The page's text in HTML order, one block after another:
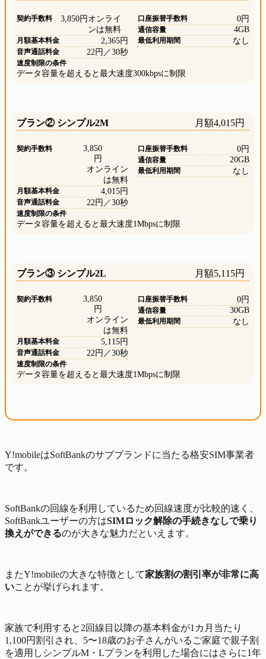
契約手数料 3,850円 オンライ
ンは無料
月額基本料金 2,365円
音声通話料金 22円／30秒
口座振替手数料 0円
通信容量 4GB
最低利用期間 なし
速度制限の条件
データ容量を超えると最大速度300kbpsに制限
プラン② シンプル2M 月額4,015円
契約手数料
3,850
円
オンライン
は無料
月額基本料金 4,015円
音声通話料金 22円／30秒
口座振替手数料 0円
通信容量 20GB
最低利用期間 なし
速度制限の条件
データ容量を超えると最大速度1Mbpsに制限
プラン③ シンプル2L 月額5,115円
契約手数料
3,850
円
オンライン
は無料
月額基本料金 5,115円
音声通話料金 22円／30秒
口座振替手数料 0円
通信容量 30GB
最低利用期間 なし
速度制限の条件
データ容量を超えると最大速度1Mbpsに制限
Y!mobileはSoftBankのサブブランドに当たる格安SIM事業者
です。
SoftBankの回線を利用しているため回線速度が比較的速く、
SoftBankユーザーの方はSIMロック解除の手続きなしで乗り
換えができるのが大きな魅力だといえます。
またY!mobileの大きな特徴として家族割の割引率が非常に高
いことが挙げられます。
家族で利用すると2回線目以降の基本料金が1カ月当たり
1,100円割引され、5〜18歳のお子さんがいるご家庭で親子割
を適用しシンプルM・Lプランを利用した場合にはさらに1年